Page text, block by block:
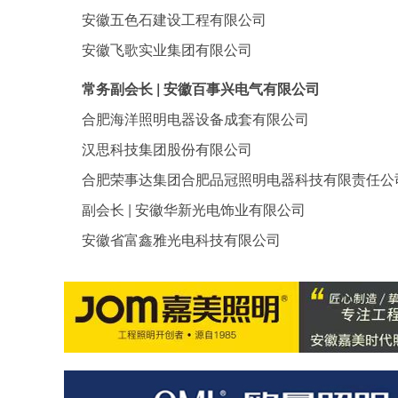
安徽五色石建设工程有限公司
安徽飞歌实业集团有限公司
常务副会长 | 安徽百事兴电气有限公司
合肥海洋照明电器设备成套有限公司
汉思科技集团股份有限公司
合肥荣事达集团合肥品冠照明电器科技有限责任公
副会长 | 安徽华新光电饰业有限公司
安徽省富鑫雅光电科技有限公司